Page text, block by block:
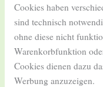
Cookies haben
sind technisch
ohne diese nicht
Warenkorbfunktion
Cookies dienen dazu
Werbung anzuzeigen.